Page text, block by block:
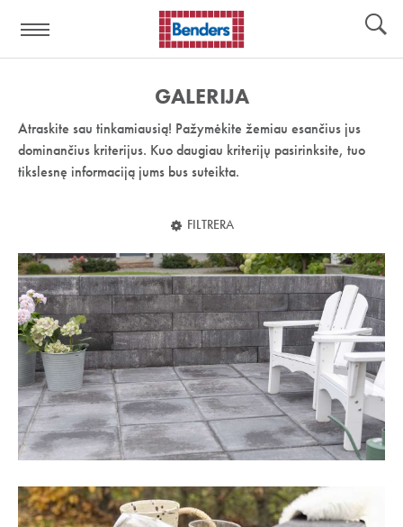
nuoroda:
GALERIJA
Atraskite sau tinkamiausią! Pažymėkite žemiau esančius jus
dominančius kriterijus. Kuo daugiau kriterijų pasirinksite, tuo
tikslesnę informaciją jums bus suteikta.
FILTRERA